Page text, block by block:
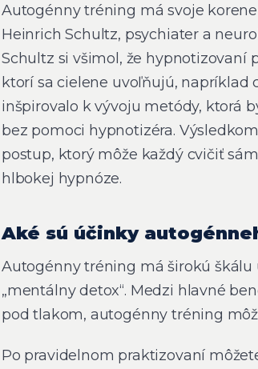
Autogénny tréning má svoje
Heinrich Schultz, psychiater a
Schultz si všimol, že hypnotizovaní
ktorí sa cielene uvoľňujú, napríklad
inšpirovalo k vývoju metódy, ktorá
bez pomoci hypnotizéra.
postup, ktorý môže každý cvičiť
hlbokej hypnóze.
Aké sú účinky
Autogénny tréning má širokú škálu
„mentálny detox“. Medzi hlavné
pod tlakom, autogénny tréning
Po pravidelnom praktizovaní